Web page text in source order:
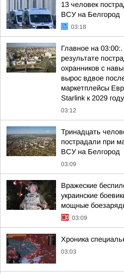
13 человек
ВСУ на Белгород
03:18
Главное на
результате
охранников с
вырос вдвое
маркетплейсы
Starlink к 2029
03:12
Тринадцать
пострадали при
ВСУ на Белгород
03:09
Вражеские
украинские
мощные
03:09
Хроника
03:03